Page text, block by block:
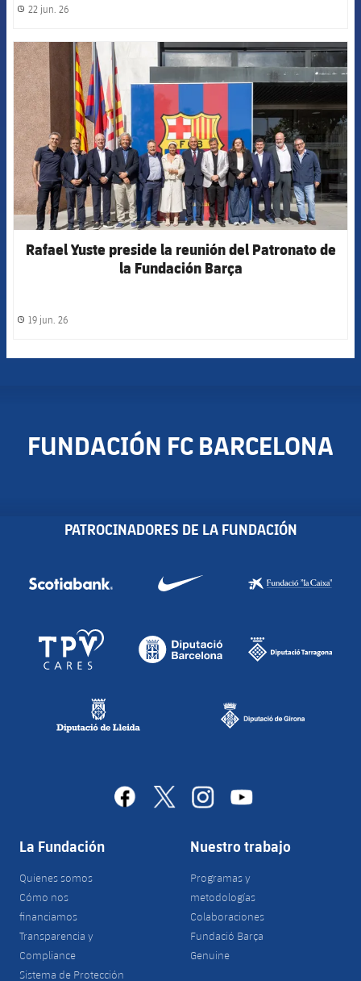
label.share.clock
22 jun. 26
FCB Barcelona badge
Rafael Yuste preside la reunión del Patronato de
la Fundación Barça
label.share.clock
19 jun. 26
FUNDACIÓN FC BARCELONA
PATROCINADORES DE LA FUNDACIÓN
facebook
x instagramyoutube
La Fundación
Quienes somos
Cómo nos
financiamos
Transparencia y
Compliance
Sistema de Protección
Nuestro trabajo
Programas y
metodologías
Colaboraciones
Fundació Barça
Genuine